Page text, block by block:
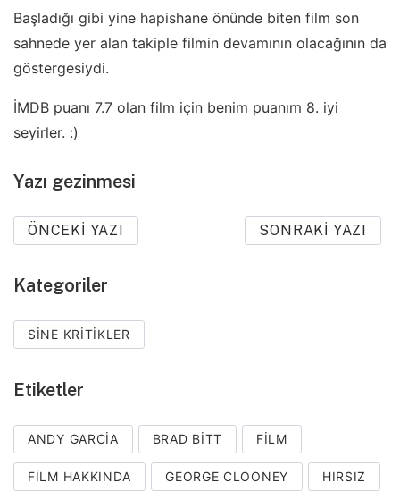
Başladığı gibi yine hapishane önünde biten film son
sahnede yer alan takiple filmin devamının olacağının da
göstergesiydi.
İMDB puanı 7.7 olan film için benim puanım 8. iyi
seyirler. :)
Yazı gezinmesi
ÖNCEKI YAZI SONRAKI YAZI
Kategoriler
SINE KRITIKLER
Etiketler
ANDY GARCIA BRAD BITT FILM
FILM HAKKINDA GEORGE CLOONEY HIRSIZ